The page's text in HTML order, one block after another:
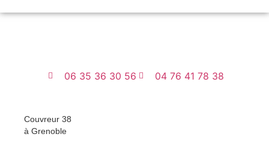
06 35 36 30 56 04 76 41 78 38
Couvreur 38
à Grenoble